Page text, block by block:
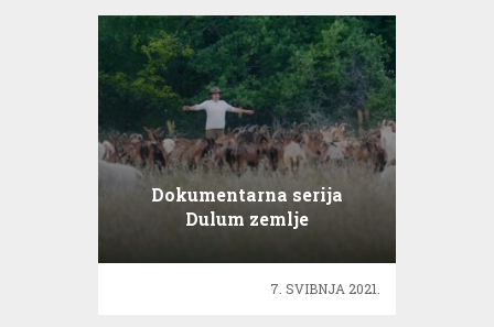
Dokumentarna serija
Dulum zemlje
7. SVIBNJA 2021.